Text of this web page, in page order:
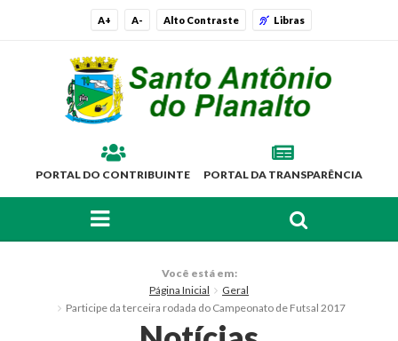
A+ A- Alto Contraste Libras
PORTAL DO CONTRIBUINTE PORTAL DA TRANSPARÊNCIA
Histórico
Você está em:
Página Inicial
Geral
Participe da terceira rodada do Campeonato de Futsal 2017